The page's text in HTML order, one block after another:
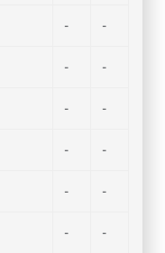
- -
- -
- -
- -
- -
- -